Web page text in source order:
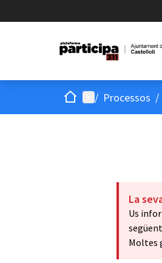
Inici Menú principal
/ Processos /
La
Us
Moltes